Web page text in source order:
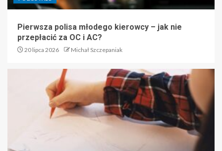
Pierwsza polisa młodego kierowcy – jak nie
przepłacić za OC i AC?
20 lipca 2026 Michał Szczepaniak